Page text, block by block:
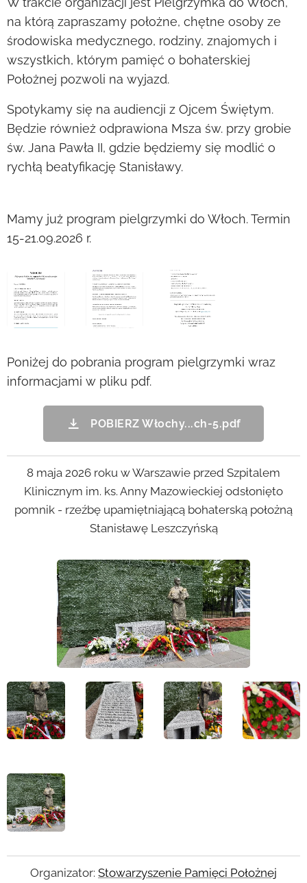
na którą zapraszamy położne, chętne osoby ze
środowiska medycznego, rodziny, znajomych i
wszystkich, którym pamięć o bohaterskiej
Położnej pozwoli na wyjazd.
Spotykamy się na audiencji z Ojcem Świętym.
Będzie również odprawiona Msza św. przy grobie
św. Jana Pawła II, gdzie będziemy się modlić o
rychłą beatyfikację Stanisławy.
Mamy już program pielgrzymki do Włoch. Termin
15-21.09.2026 r.
Poniżej do pobrania program pielgrzymki wraz
informacjami w pliku pdf.
POBIERZ Włochy...ch-5.pdf
8 maja 2026 roku w Warszawie przed Szpitalem
Klinicznym im. ks. Anny Mazowieckiej odsłonięto
pomnik - rzeźbę upamiętniającą bohaterską położną
Stanisławę Leszczyńską
Organizator: Stowarzyszenie Pamięci Położnej